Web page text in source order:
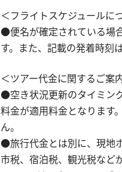
＜フライトスケジュールに
●便名が確定されている場
す。また、記載の発着時刻
＜ツアー代金に関するご案
●空き状況更新のタイミン
料金が適用料金となります
ん。
●旅行代金とは別に、現地
市税、宿泊税、観光税など